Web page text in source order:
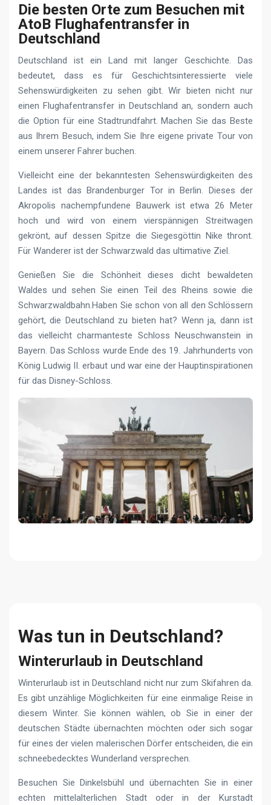
Die besten Orte zum Besuchen mit
AtoB Flughafentransfer in
Deutschland
Deutschland ist ein Land mit langer Geschichte. Das
bedeutet, dass es für Geschichtsinteressierte viele
Sehenswürdigkeiten zu sehen gibt. Wir bieten nicht nur
einen Flughafentransfer in Deutschland an, sondern auch
die Option für eine Stadtrundfahrt. Machen Sie das Beste
aus Ihrem Besuch, indem Sie Ihre eigene private Tour von
einem unserer Fahrer buchen.
Vielleicht eine der bekanntesten Sehenswürdigkeiten des
Landes ist das Brandenburger Tor in Berlin. Dieses der
Akropolis nachempfundene Bauwerk ist etwa 26 Meter
hoch und wird von einem vierspännigen Streitwagen
gekrönt, auf dessen Spitze die Siegesgöttin Nike thront.
Für Wanderer ist der Schwarzwald das ultimative Ziel.
Genießen Sie die Schönheit dieses dicht bewaldeten
Waldes und sehen Sie einen Teil des Rheins sowie die
Schwarzwaldbahn.Haben Sie schon von all den Schlössern
gehört, die Deutschland zu bieten hat? Wenn ja, dann ist
das vielleicht charmanteste Schloss Neuschwanstein in
Bayern. Das Schloss wurde Ende des 19. Jahrhunderts von
König Ludwig II. erbaut und war eine der Hauptinspirationen
für das Disney-Schloss.
Was tun in Deutschland?
Winterurlaub in Deutschland
Winterurlaub ist in Deutschland nicht nur zum Skifahren da.
Es gibt unzählige Möglichkeiten für eine einmalige Reise in
diesem Winter. Sie können wählen, ob Sie in einer der
deutschen Städte übernachten möchten oder sich sogar
für eines der vielen malerischen Dörfer entscheiden, die ein
schneebedecktes Wunderland versprechen.
Besuchen Sie Dinkelsbühl und übernachten Sie in einer
echten mittelalterlichen Stadt oder in der Kurstadt